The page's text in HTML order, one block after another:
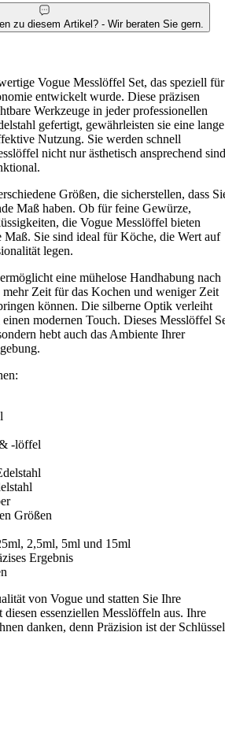
zu diesem Artikel? - Wir beraten Sie gern.
Vogue Messlöffel Set, das speziell für
entwickelt wurde. Diese präzisen
Werkzeuge in jeder professionellen
gefertigt, gewährleisten sie eine lange
Nutzung. Sie werden schnell
nicht nur ästhetisch ansprechend
Größen, die sicherstellen, dass
Maß haben. Ob für feine Gewürze,
die Vogue Messlöffel bieten
Maß. Sie sind ideal für Köche, die Wert auf
legen.
eine mühelose Handhabung nach
mehr Zeit für das Kochen und weniger Zeit
können. Die silberne Optik verleiht
modernen Touch. Dieses Messlöffel
hebt auch das Ambiente Ihrer
-löffel
Größen
2,5ml, 5ml und 15ml
Ergebnis
von Vogue und statten Sie Ihre
essenziellen Messlöffeln aus. Ihre
danken, denn Präzision ist der Schlüssel